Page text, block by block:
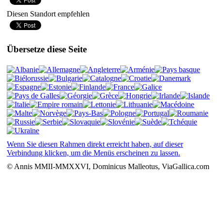
Diesen Standort empfehlen
Übersetze diese Seite
Wenn Sie diesen Rahmen direkt erreicht haben, auf dieser
Verbindung klicken, um die Menüs erscheinen zu lassen.
© Annis MMII-MMXXVI, Dominicus Malleotus, ViaGallica.com